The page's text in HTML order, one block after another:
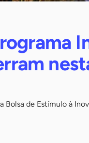
de Estímulo à